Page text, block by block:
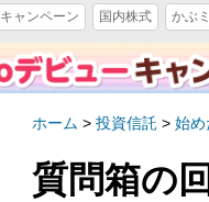
キャンペーン 国内株式 かぶ
ホーム > 投資信託 > 始め
質問箱の